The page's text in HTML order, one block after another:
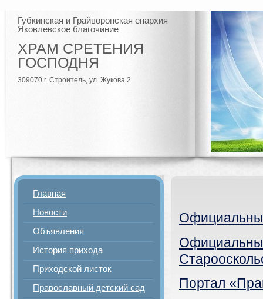
Губкинская и Грайворонская епархия
Яковлевское благочиние
ХРАМ СРЕТЕНИЯ
ГОСПОДНЯ
309070 г. Строитель, ул. Жукова 2
Главная
Новости
Объявления
История прихода
Приходской листок
Православный детский сад
Портал